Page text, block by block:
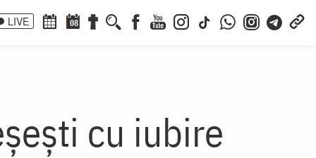
LIVE 08
cu iubire